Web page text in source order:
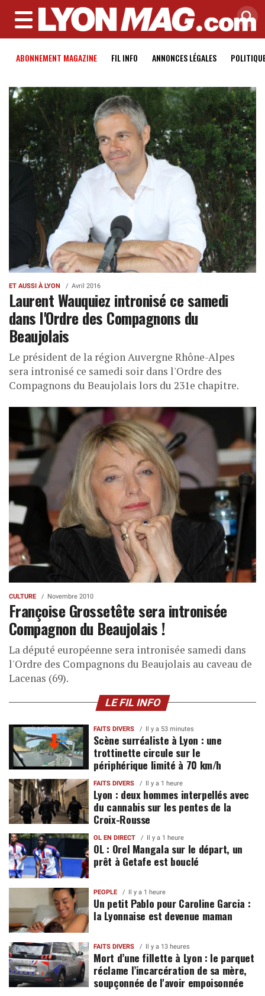
MENU
ABONNEMENT MAGAZINE FIL INFO ANNONCES LÉGALES
ET AUSSI À LYON Avril 2016
Laurent Wauquiez intronisé ce samedi
dans l'Ordre des Compagnons du
Beaujolais
Le président de la région Auvergne Rhône-Alpes
sera intronisé ce samedi soir dans l'Ordre des
Compagnons du Beaujolais lors du 231e chapitre.
CULTURE Novembre 2010
Françoise Grossetête sera intronisée
Compagnon du Beaujolais !
La député européenne sera intronisée samedi dans
l'Ordre des Compagnons du Beaujolais au caveau de
Lacenas (69).
LE FIL INFO
FAITS DIVERS Il y a 53 minutes
Scène surréaliste à Lyon : une
trottinette circule sur le
périphérique limité à 70 km/h
FAITS DIVERS Il y a 1 heure
Lyon : deux hommes interpellés avec
du cannabis sur les pentes de la
Croix-Rousse
OL EN DIRECT Il y a 1 heure
OL : Orel Mangala sur le départ, un
prêt à Getafe est bouclé
PEOPLE Il y a 1 heure
Un petit Pablo pour Caroline Garcia :
la Lyonnaise est devenue maman
FAITS DIVERS Il y a 13 heures
Mort d’une fillette à Lyon : le parquet
réclame l’incarcération de sa mère,
soupçonnée de l'avoir empoisonnée